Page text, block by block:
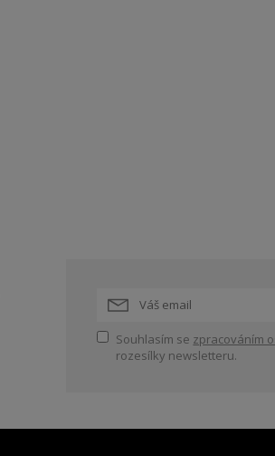
Souhlasím se zpracováním
rozesílky newsletteru.